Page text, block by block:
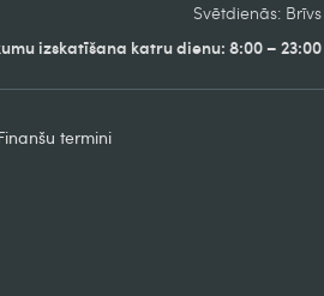
Svētdienās: Brīvs
izskatīšana katru dienu: 8:00 – 23:00
termini